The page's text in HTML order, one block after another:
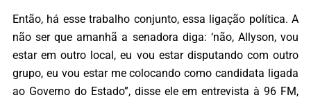
Então, há esse trabalho conjunto, essa ligação política. A
não ser que amanhã a senadora diga: ‘não, Allyson, vou
estar em outro local, eu vou estar disputando com outro
grupo, eu vou estar me colocando como candidata ligada
ao Governo do Estado”, disse ele em entrevista à 96 FM,